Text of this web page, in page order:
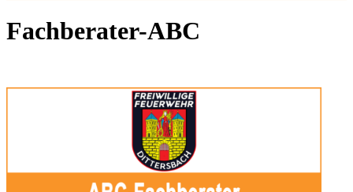
Fachberater-ABC